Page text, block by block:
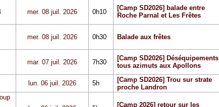
mer. 08 juil. 2026 0h10
[Camp SD2026] balade entre
Roche Parnal et Les Frêtes
mer. 08 juil. 2026 0h30 Balade aux frêtes
mar. 07 juil. 2026 7h30
[Camp SD2026] Déséquipements
tous azimuts aux Apollons
lun. 06 juil. 2026 5h
[Camp SD2026] Trou sur strate
proche Landron
[Camp 2026] retour sur les